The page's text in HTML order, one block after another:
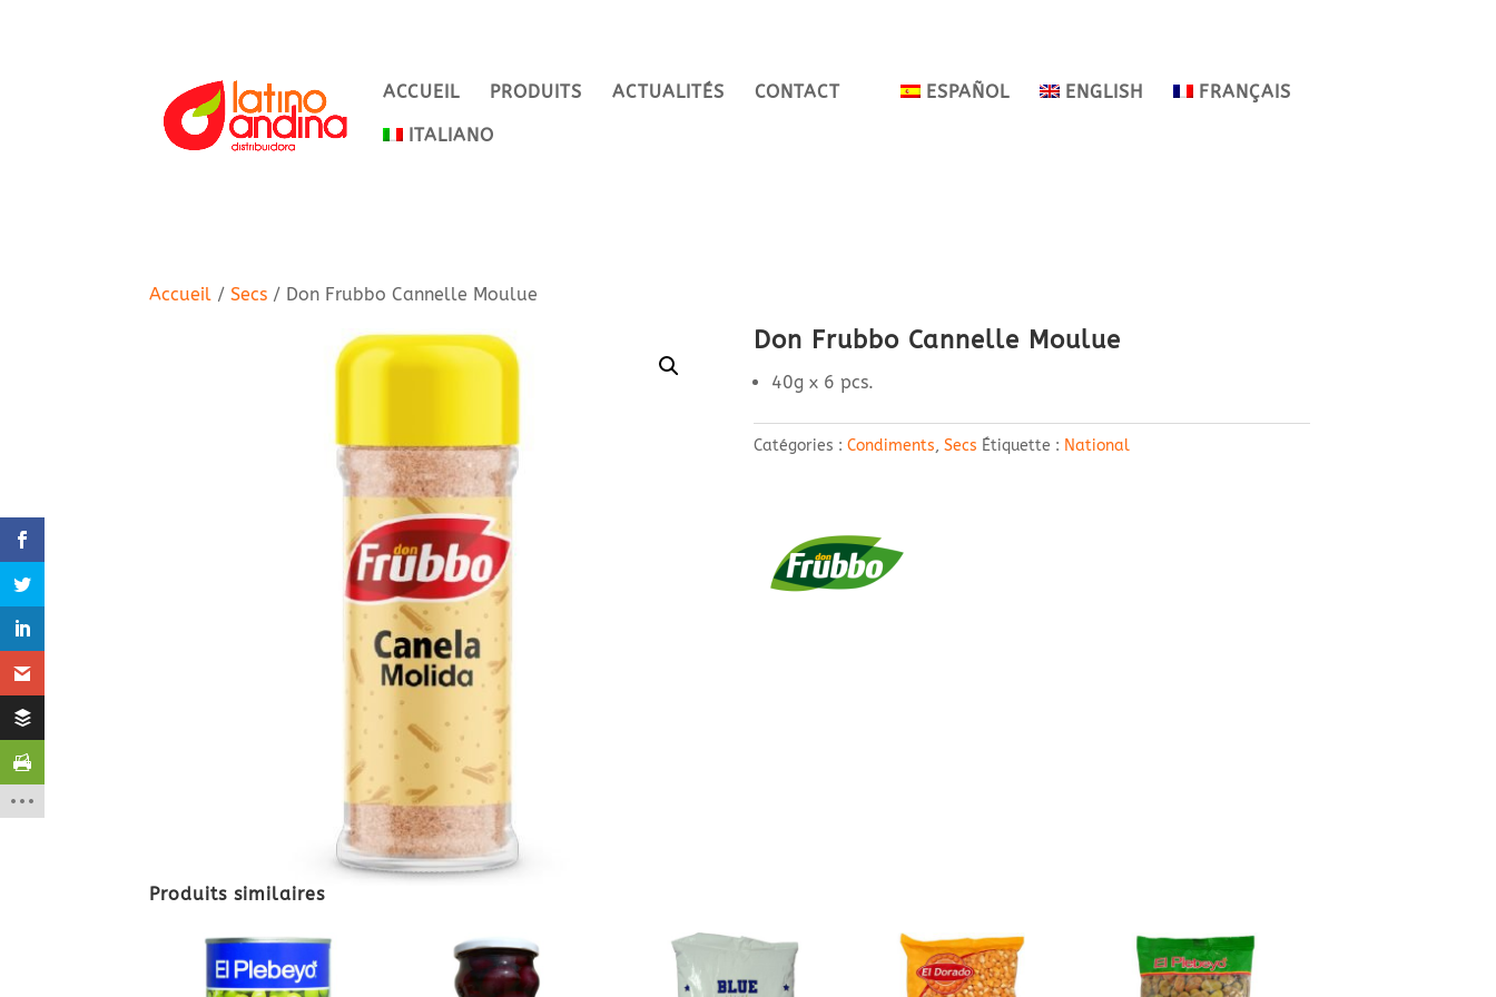
ACCUEIL PRODUITS ACTUALITÉS CONTACT ESPAÑOL ENGLISH FRANÇAIS
ITALIANO
Accueil /Secs / Don Frubbo Cannelle Moulue
Don Frubbo Cannelle Moulue
40g x 6 pcs.
Catégories : Condiments, Secs Étiquette : National
Produits similaires